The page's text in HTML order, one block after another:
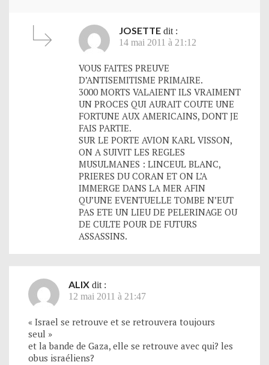
JOSETTE dit :
14 mai 2011 à 21:12
VOUS FAITES PREUVE
D’ANTISEMITISME PRIMAIRE.
3000 MORTS VALAIENT ILS VRAIMENT
UN PROCES QUI AURAIT COUTE UNE
FORTUNE AUX AMERICAINS, DONT JE
FAIS PARTIE.
SUR LE PORTE AVION KARL VISSON,
ON A SUIVIT LES REGLES
MUSULMANES : LINCEUL BLANC,
PRIERES DU CORAN ET ON L’A
IMMERGE DANS LA MER AFIN
QU’UNE EVENTUELLE TOMBE N’EUT
PAS ETE UN LIEU DE PELERINAGE OU
DE CULTE POUR DE FUTURS
ASSASSINS.
ALIX dit :
12 mai 2011 à 21:47
« Israel se retrouve et se retrouvera toujours
seul »
et la bande de Gaza, elle se retrouve avec qui? les
obus israéliens?